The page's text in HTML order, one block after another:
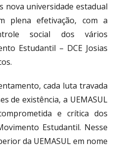
nova universidade estadual
plena efetivação, com a
social dos vários
Estudantil – DCE Josias
cada luta travada
de existência, a UEMASUL
e crítica dos
Estudantil. Nesse
da UEMASUL em nome